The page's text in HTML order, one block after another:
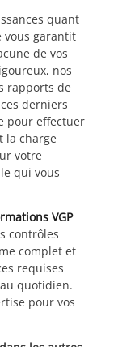
quant
vous garantit
de vos
nos
rapports de
derniers
pour effectuer
la charge
votre
qui vous
VGP
contrôles
complet et
requises
quotidien.
pour vos